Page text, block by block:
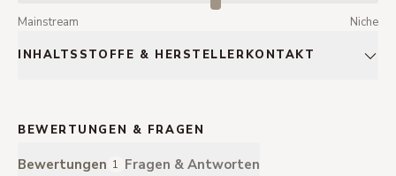
Mainstream Niche
INHALTSSTOFFE & HERSTELLERKONTAKT
BEWERTUNGEN & FRAGEN
Bewertungen 1 Fragen & Antworten